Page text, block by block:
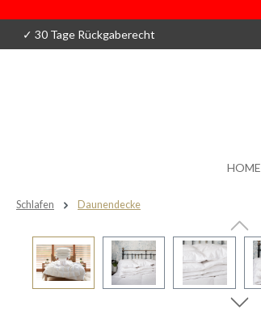
Hauptinhalt springen
Zur Suche springen
Zur Hauptnavigation springen
✓ 30 Tage Rückgaberecht
HOME
Schlafen Daunendecke
Bildergalerie überspringen